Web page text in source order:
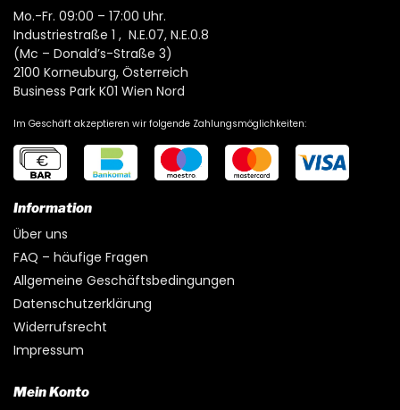
Mo.-Fr. 09:00 – 17:00 Uhr.
Industriestraße 1 , N.E.07, N.E.0.8
(Mc – Donald’s-Straße 3)
2100 Korneuburg, Österreich
Business Park K01 Wien Nord
Im Geschäft akzeptieren wir folgende Zahlungsmöglichkeiten:
Information
Über uns
FAQ – häufige Fragen
Allgemeine Geschäftsbedingungen
Datenschutzerklärung
Widerrufsrecht
Impressum
Mein Konto